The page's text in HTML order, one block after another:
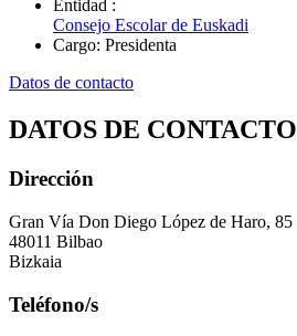
Entidad :
Consejo Escolar de Euskadi
Cargo: Presidenta
Datos de contacto
DATOS DE CONTACTO
Dirección
Gran Vía Don Diego López de Haro, 85
48011 Bilbao
Bizkaia
Teléfono/s